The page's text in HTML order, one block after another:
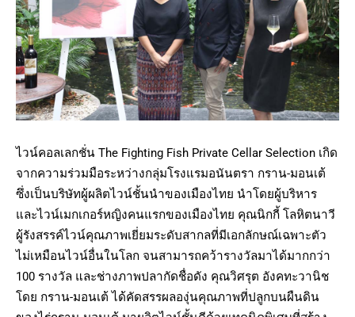
ไวน์คอลเลกชั่น The Fighting Fish Private Cellar Selection เกิด
จากความร่วมมือระหว่างกลุ่มโรงแรมอนันตรา กราน-มอนเต้
ซึ่งเป็นบริษัทผู้ผลิตไวน์ชั้นนำของเมืองไทย นำโดยผู้บริหาร
และไวน์เมกเกอร์หญิงคนแรกของเมืองไทย คุณนิกกี้ โลหิตนาวี
ผู้รังสรรค์ไวน์คุณภาพเยี่ยมระดับสากลที่มีเอกลักษณ์เฉพาะตัว
ไม่เหมือนไวน์อื่นในโลก จนสามารถคว้ารางวัลมาได้มากกว่า
100 รางวัล และช่างภาพปลากัดชื่อดัง คุณวิศรุต อังคทะวานิช
โดย กราน-มอนเต้ ได้คัดสรรผลองุ่นคุณภาพที่ปลูกบนผืนดิน